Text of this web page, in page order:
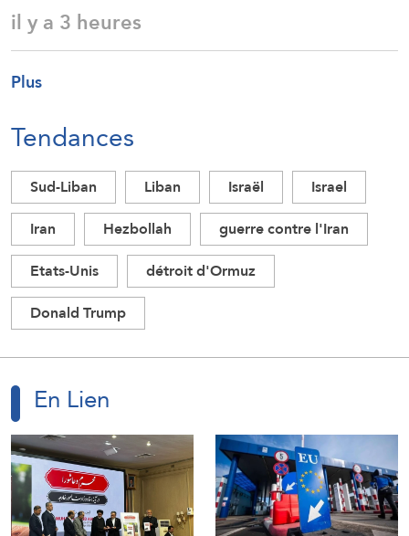
il y a 3 heures
Plus
Tendances
Sud-Liban Liban Israël
Israel
Iran
Hezbollah
guerre contre l'Iran
Etats-Unis
détroit d'Ormuz
Donald Trump
En Lien